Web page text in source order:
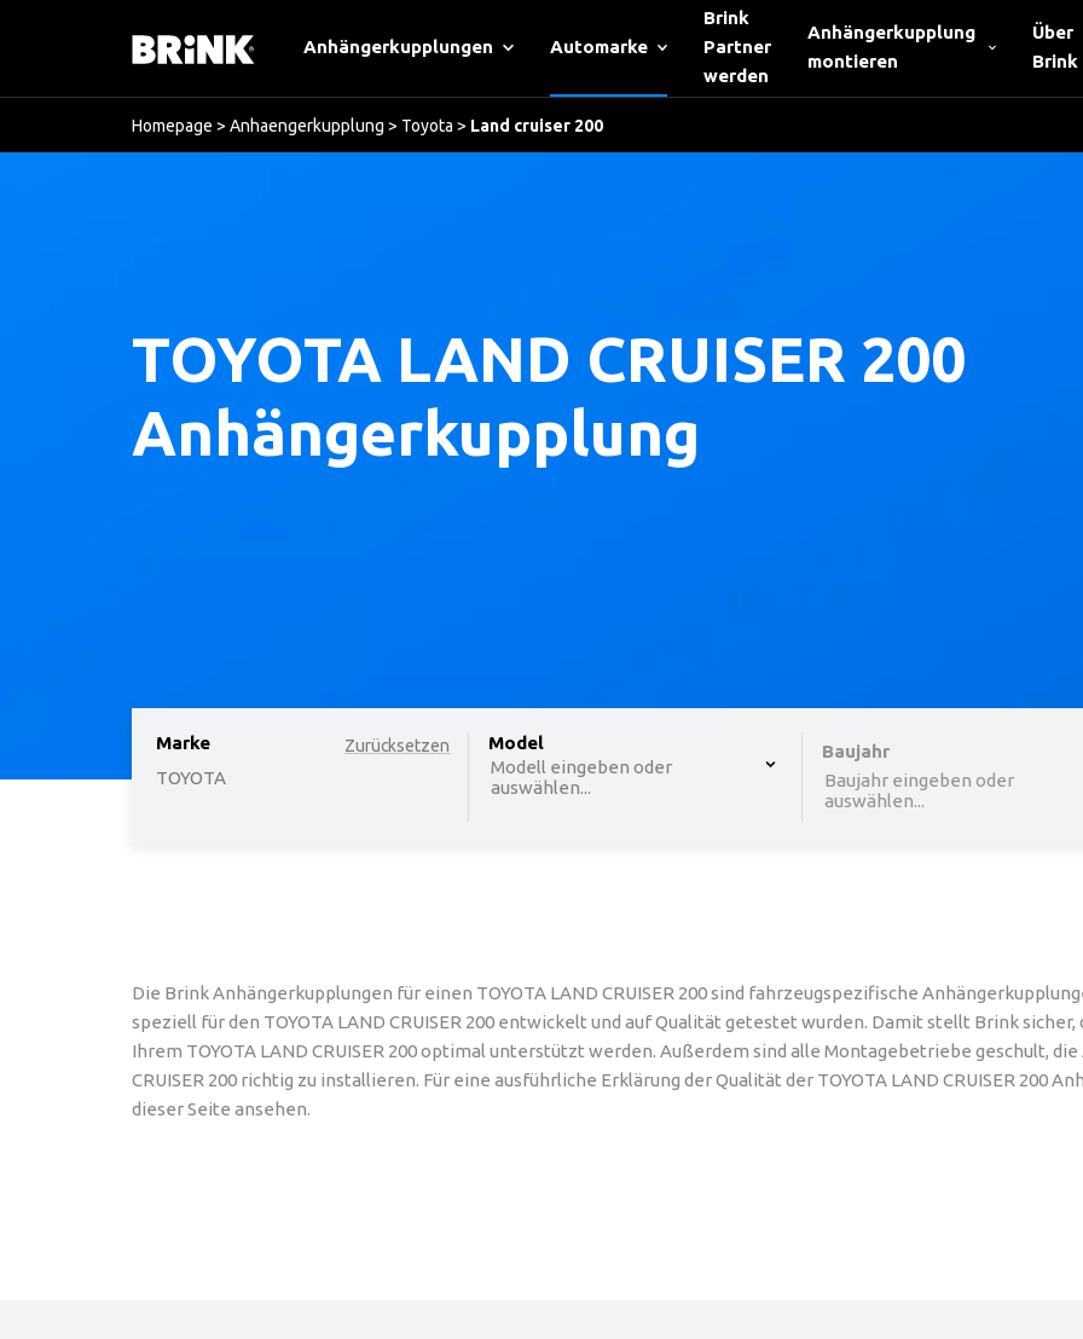
Anhängerkupplungen Automarke
Brink
Partner
werden
Anhängerkupplung
montieren
Über
Brink
Homepage > Anhaengerkupplung > Toyota > Land cruiser 200
TOYOTA LAND CRUISER 200
Anhängerkupplung
Zurücksetzen
Marke
TOYOTA
option , selected. Select is focused ,type to refine list, press Down to
Model
Modell eingeben oder
auswählen...
Baujahr
Baujahr eingeben oder
auswählen...
Die Brink Anhängerkupplungen für einen TOYOTA LAND CRUISER 200 sind fahrzeugspezifische
speziell für den TOYOTA LAND CRUISER 200 entwickelt und auf Qualität getestet wurden. Damit stellt Brink
Ihrem TOYOTA LAND CRUISER 200 optimal unterstützt werden. Außerdem sind alle Montagebetriebe geschult,
CRUISER 200 richtig zu installieren. Für eine ausführliche Erklärung der Qualität der TOYOTA LAND CRUISER 200
dieser Seite ansehen.